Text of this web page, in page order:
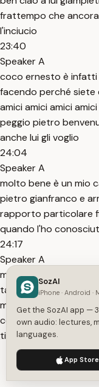
frattempo che ancora
l'inciucio
23:40
Speaker A
coco ernesto è
facendo perché siete
amici amici amici
peggio pietro
anche lui gli voglio
24:04
Speaker A
molto bene è un mio
pietro gianfranco e
rapporto particolare
quando l'ho
24:17
Speaker A
ma proprio un bene
tanto tanto tanto
male e quindi
consolarlo a lui non
tipa infatti all'inizio era
24:34
Speaker A
interesse verso i
We use cookies to enhance
SozAI
iPhone · Android ·
Get the SozAI app —
own audio: lectures,
languages.
App Store